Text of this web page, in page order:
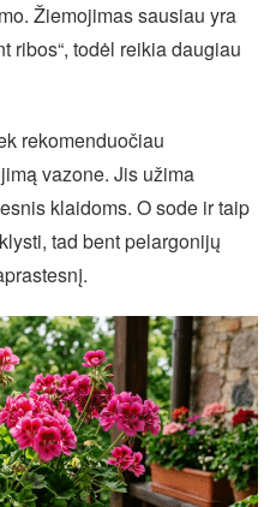
Žiemojimas sausiau yra
ribos“, todėl reikia daugiau
rekomenduočiau
vazone. Jis užima
klaidoms. O sode ir taip
tad bent pelargonijų